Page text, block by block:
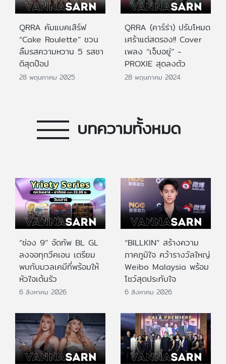
QRRA คัมแบคเสิร์ฟ
“Cake Roulette” ชวน
ลิ้มรสความหวาน 5 รสชา
ติสุดป๊อป
28 พฤษภาคม 2025
QRRA (คาร์ร่า) ปรับโหมด
เศร้าแต่สตรอง!! Cover
เพลง “เจ็บอยู่” -
PROXIE สุดลงตัว
28 พฤษภาคม 2024
บทความทั้งหมด
“ช่อง 9” จัดทัพ BL GL
ลงจอทุกวีคเอน เตรียม
พบกับมวลเคมีที่พร้อมให้
หัวใจเต้นรัว
6 สิงหาคม 2026
“BILLKIN” สร้างความ
ภาคภูมิใจ คว้ารางวัลใหญ่
Weibo Malaysia พร้อม
โชว์สุดประทับใจ
6 สิงหาคม 2026